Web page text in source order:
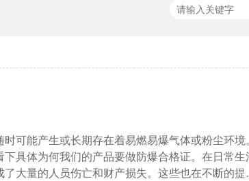
可能产生或长期存在着易燃易爆气体或粉尘环
具体为何我们的产品要做防爆合格证。在日常
大量的人员伤亡和财产损失。这些也在不断的